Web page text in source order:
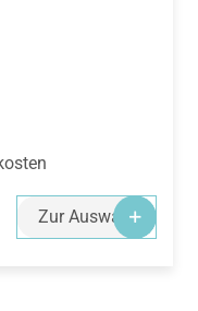
Zur Auswahl